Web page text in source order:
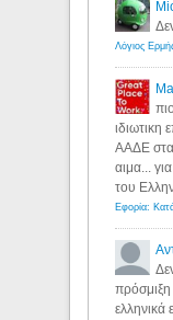
ιδιωτικη
ΑΑΔΕ στα
αιμα...
του
ελληνικά